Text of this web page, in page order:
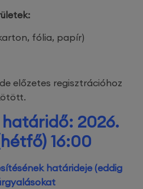
fólia, papír)
előzetes regisztrációhoz
2026.
16:00
határideje (eddig